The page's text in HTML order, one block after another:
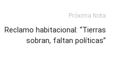
Próxima Nota
Reclamo habitacional: “Tierras
sobran, faltan políticas”